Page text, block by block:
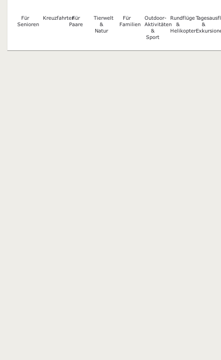
Für
Senioren
KreuzfahrtenFür
Paare
Tierwelt
&
Natur
Für
Familien
Outdoor-
Aktivitäten
&
Sport
Rundflüge
&
Helikopter
&